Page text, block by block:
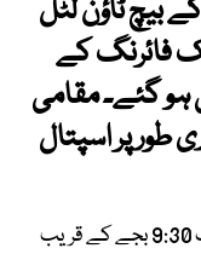
بیچ ٹاؤن لٹل
فائرنگ کے
افراد زخمی ہو گئے۔ مقامی
طور پر اسپتال
ہورے کاؤنٹی پولیس کے مطابق یہ واقعہ رات 9:30 بجے کے قریب